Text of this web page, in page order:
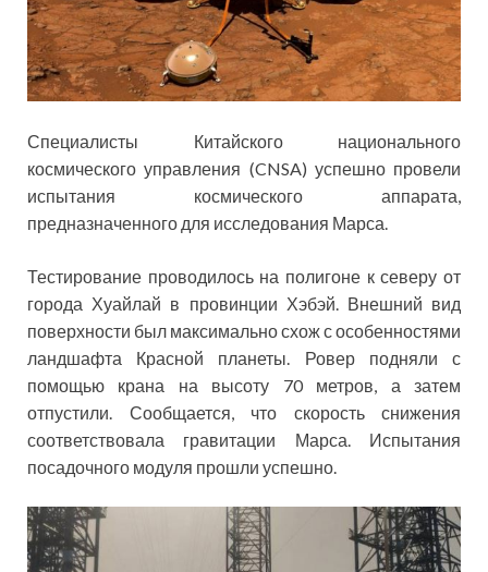
Специалисты Китайского национального
космического управления (CNSA) успешно провели
испытания космического аппарата,
предназначенного для исследования Марса.
Тестирование проводилось на полигоне к северу от
города Хуайлай в провинции Хэбэй. Внешний вид
поверхности был максимально схож с особенностями
ландшафта Красной планеты. Ровер подняли с
помощью крана на высоту 70 метров, а затем
отпустили. Сообщается, что скорость снижения
соответствовала гравитации Марса. Испытания
посадочного модуля прошли успешно.